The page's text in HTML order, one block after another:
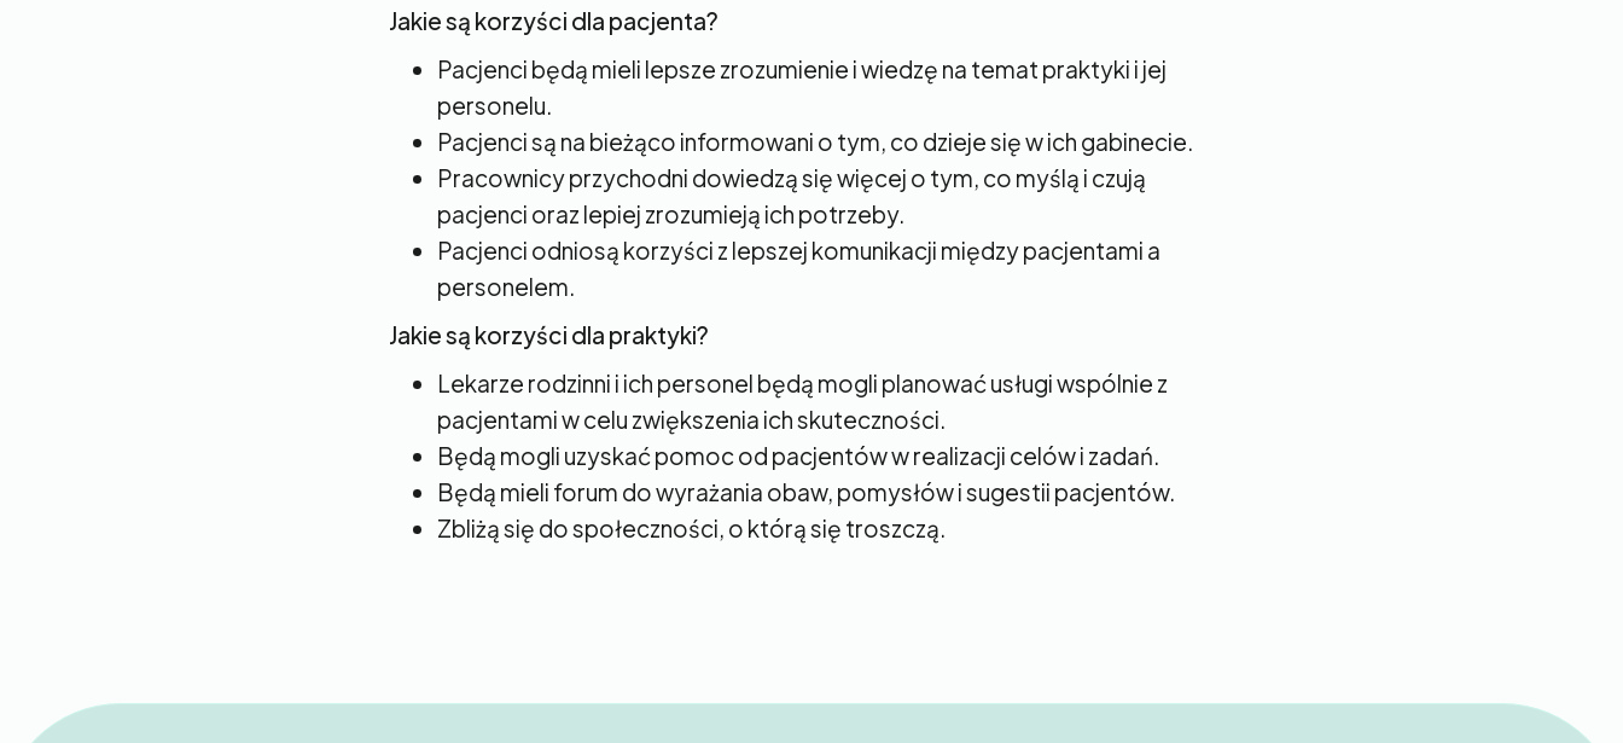
Jakie są korzyści dla pacjenta?
Pacjenci będą mieli lepsze zrozumienie i wiedzę na temat praktyki i jej
personelu.
Pacjenci są na bieżąco informowani o tym, co dzieje się w ich gabinecie.
Pracownicy przychodni dowiedzą się więcej o tym, co myślą i czują
pacjenci oraz lepiej zrozumieją ich potrzeby.
Pacjenci odniosą korzyści z lepszej komunikacji między pacjentami a
personelem.
Jakie są korzyści dla praktyki?
Lekarze rodzinni i ich personel będą mogli planować usługi wspólnie z
pacjentami w celu zwiększenia ich skuteczności.
Będą mogli uzyskać pomoc od pacjentów w realizacji celów i zadań.
Będą mieli forum do wyrażania obaw, pomysłów i sugestii pacjentów.
Zbliżą się do społeczności, o którą się troszczą.